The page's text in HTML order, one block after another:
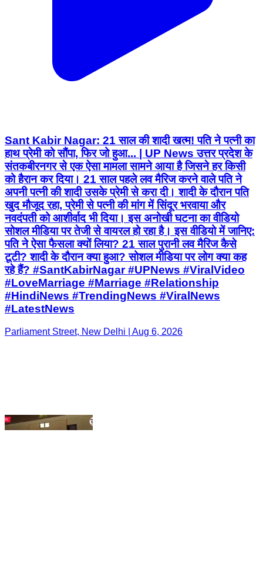
Sant Kabir Nagar: 21 साल की शादी खत्म! पति ने पत्नी का
हाथ प्रेमी को सौंपा, फिर जो हुआ... | UP News उत्तर प्रदेश के
खुद मौजूद रहा, प्रेमी से पत्नी की मांग में सिंदूर भरवाया और
नवदंपती को आशीर्वाद भी दिया। इस अनोखी घटना का वीडियो
सोशल मीडिया पर तेजी से वायरल हो रहा है। इस वीडियो में जानिए:
पति ने ऐसा फैसला क्यों लिया? 21 साल पुरानी लव मैरिज कैसे
टूटी? शादी के दौरान क्या हुआ? सोशल मीडिया पर लोग क्या कह
रहे हैं? #SantKabirNagar #UPNews #ViralVideo
#LoveMarriage #Marriage #Relationship
#HindiNews #TrendingNews #ViralNews
#LatestNews
Parliament Street, New Delhi | Aug 6, 2026